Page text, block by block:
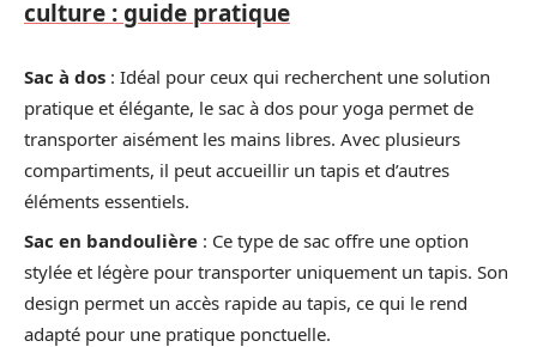
culture : guide pratique
Sac à dos : Idéal pour ceux qui recherchent une solution
pratique et élégante, le sac à dos pour yoga permet de
transporter aisément les mains libres. Avec plusieurs
compartiments, il peut accueillir un tapis et d’autres
éléments essentiels.
Sac en bandoulière : Ce type de sac offre une option
stylée et légère pour transporter uniquement un tapis. Son
design permet un accès rapide au tapis, ce qui le rend
adapté pour une pratique ponctuelle.